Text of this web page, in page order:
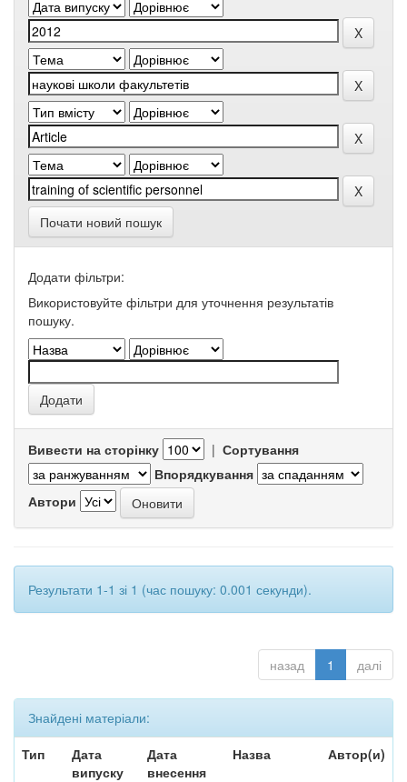
Почати новий пошук
Додати фільтри:
Використовуйте фільтри для уточнення результатів
пошуку.
Вивести на сторінку | Сортування
Впорядкування
Автори
Результати 1-1 зі 1 (час пошуку: 0.001 секунди).
назад 1 далі
Знайдені матеріали:
Тип
Дата
випуску
Дата
внесення
Назва Автор(и)